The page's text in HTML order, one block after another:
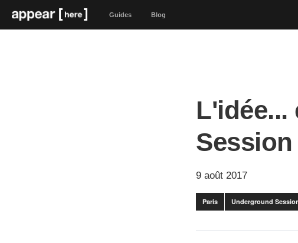
Guides Blog
Session
9 août 2017
Paris Underground